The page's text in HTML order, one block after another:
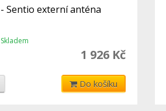
Sentio externí anténa
Skladem
1 926 Kč
Do košíku